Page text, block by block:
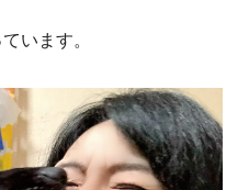
います。